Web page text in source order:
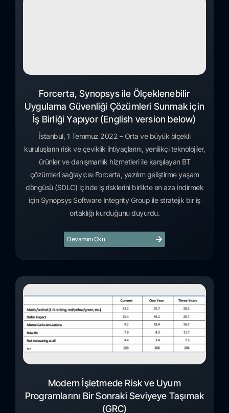
Forcerta, Synopsys ile Ölçeklenebilir
Uygulama Güvenliği Çözümleri Sunmak için
İş Birliği Yapıyor (English version below)
İstanbul, 1 Temmuz 2022 – Orta ve büyük ölçekli
kuruluşların risk ve çeviklik ihtiyaçlarını, yenilikçi teknolojiler,
ürünler ve danışmanlık hizmetleri ile karşılayan BT
çözümleri sağlayıcısı Forcerta, yazılım geliştirme yaşam
döngüsü (SDLC) içinde iş risklerini birlikte en aza indirmek
için Synopsys Software Integrity Group ile stratejik bir iş
ortaklığı kurduğunu duyurdu.
Devamını Oku
Modern İşletmede Risk ve Uyum
Programlarını Bir Sonraki Seviyeye Taşımak
(GRC)